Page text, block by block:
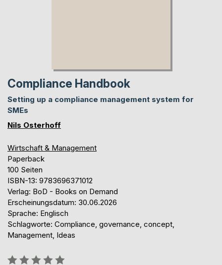
Compliance Handbook
Setting up a compliance management system for
SMEs
Nils Osterhoff
Wirtschaft & Management
Paperback
100 Seiten
ISBN-13: 9783696371012
Verlag: BoD - Books on Demand
Erscheinungsdatum: 30.06.2026
Sprache: Englisch
Schlagworte: Compliance, governance, concept,
Management, Ideas
Bewertung::